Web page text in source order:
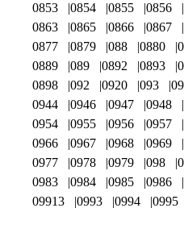
0853
0854 0855 0856
0863
0865 0866 0867
0877
0879 088 0880
0889
089 0892 0893
0898
092 0920 093
0944
0946 0947 0948
0954
0955 0956 0957
0966
0967 0968 0969
0977
0978 0979 098
0983
0984 0985 0986
09913
0993 0994 0995